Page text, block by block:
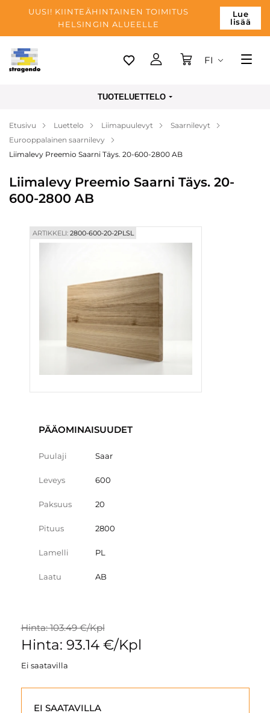
UUSI! KIINTEÄHINTAINEN TOIMITUS
HELSINGIN ALUEELLE
Lue
lisää
Tallinn
Maksu
Yrityksen
Blogi
Yhteystiedot
FI
TUOTELUETTELO
Etusivu Luettelo Liimapuulevyt
Saarnilevyt
Eurooppalainen saarnilevy
Liimalevy Preemio Saarni Täys. 20-600-2800 AB
Liimalevy Preemio Saarni Täys. 20-
600-2800 AB
ARTIKKELI:2800-600-20-2PLSL
PÄÄOMINAISUUDET
Puulaji Saar
Leveys 600
Paksuus 20
Pituus 2800
Lamelli PL
Laatu AB
Hinta: 103.49 €/Kpl
Hinta: 93.14 €/Kpl
Ei saatavilla
EI SAATAVILLA